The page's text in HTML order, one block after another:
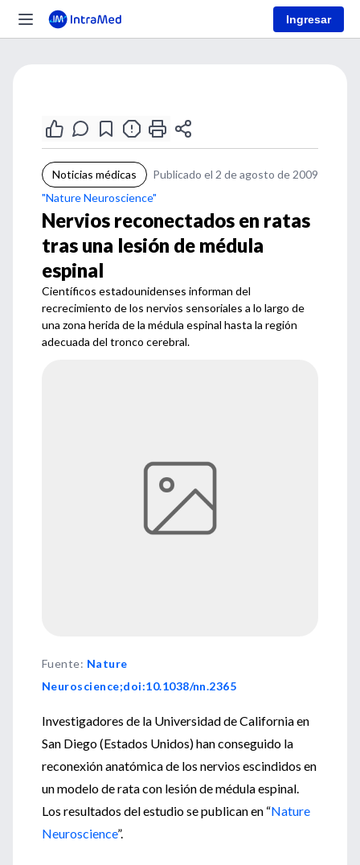
Ingresar
Noticias médicas
Publicado el 2 de agosto de 2009
"Nature Neuroscience"
Nervios reconectados en ratas
tras una lesión de médula
espinal
Científicos estadounidenses informan del
recrecimiento de los nervios sensoriales a lo largo de
una zona herida de la médula espinal hasta la región
adecuada del tronco cerebral.
Fuente: Nature
Neuroscience;doi:10.1038/nn.2365
Investigadores de la Universidad de California en
San Diego (Estados Unidos) han conseguido la
reconexión anatómica de los nervios escindidos en
un modelo de rata con lesión de médula espinal.
Los resultados del estudio se publican en “Nature
Neuroscience”.